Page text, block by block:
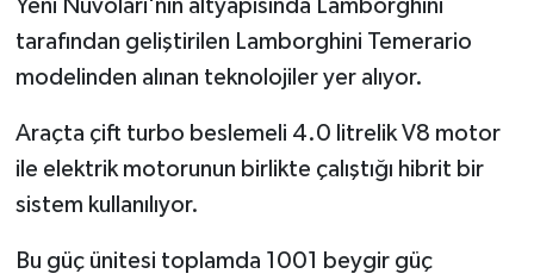
Yeni Nuvolari'nin altyapısında Lamborghini
tarafından geliştirilen Lamborghini Temerario
modelinden alınan teknolojiler yer alıyor.
Araçta çift turbo beslemeli 4.0 litrelik V8 motor
ile elektrik motorunun birlikte çalıştığı hibrit bir
sistem kullanılıyor.
Bu güç ünitesi toplamda 1001 beygir güç
Pazarlar
Politika
Resmi İlan
Rüya Tabirleri
Sağlık